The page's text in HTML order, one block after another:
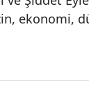
ekonomi,